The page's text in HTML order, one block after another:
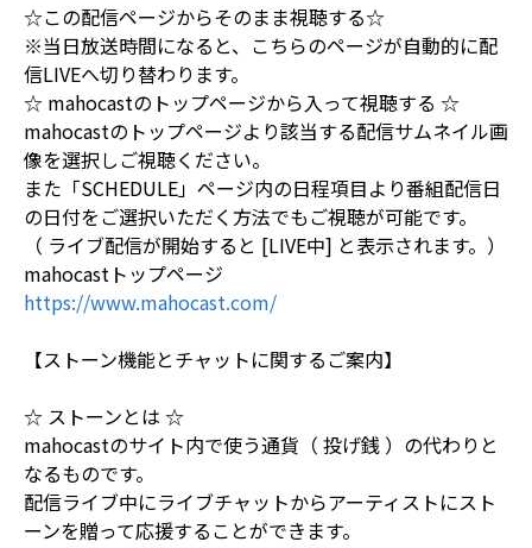
☆この配信ページからそのまま視聴する☆
※当日放送時間になると、こちらのページが自動的に配
信LIVEへ切り替わります。
☆ mahocastのトップページから入って視聴する ☆
mahocastのトップページより該当する配信サムネイル画
像を選択しご視聴ください。
また「SCHEDULE」ページ内の日程項目より番組配信日
の日付をご選択いただく方法でもご視聴が可能です。
（ ライブ配信が開始すると [LIVE中] と表示されます。）
mahocastトップページ
https://www.mahocast.com/
【ストーン機能とチャットに関するご案内】
☆ ストーンとは ☆
mahocastのサイト内で使う通貨（ 投げ銭 ）の代わりと
なるものです。
配信ライブ中にライブチャットからアーティストにスト
ーンを贈って応援することができます。